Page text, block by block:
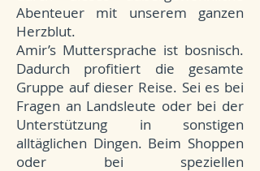
Abenteuer mit unserem ganzen
Herzblut.
Amir’s Muttersprache ist bosnisch.
Dadurch profitiert die gesamte
Gruppe auf dieser Reise. Sei es bei
Fragen an Landsleute oder bei der
Unterstützung in sonstigen
alltäglichen Dingen. Beim Shoppen
oder bei speziellen